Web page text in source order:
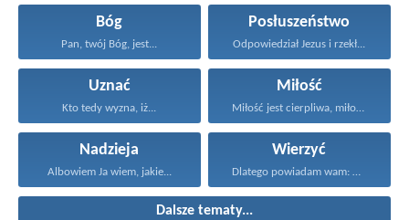
Bóg
Pan, twój Bóg, jest...
Posłuszeństwo
Odpowiedział Jezus i rzekł...
Uznać
Kto tedy wyzna, iż...
Miłość
Miłość jest cierpliwa, miłość...
Nadzieja
Albowiem Ja wiem, jakie...
Wierzyć
Dlatego powiadam wam: Wszystko...
Dalsze tematy...